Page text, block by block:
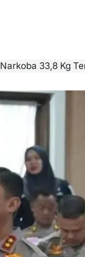
Narkoba 33,8 Kg